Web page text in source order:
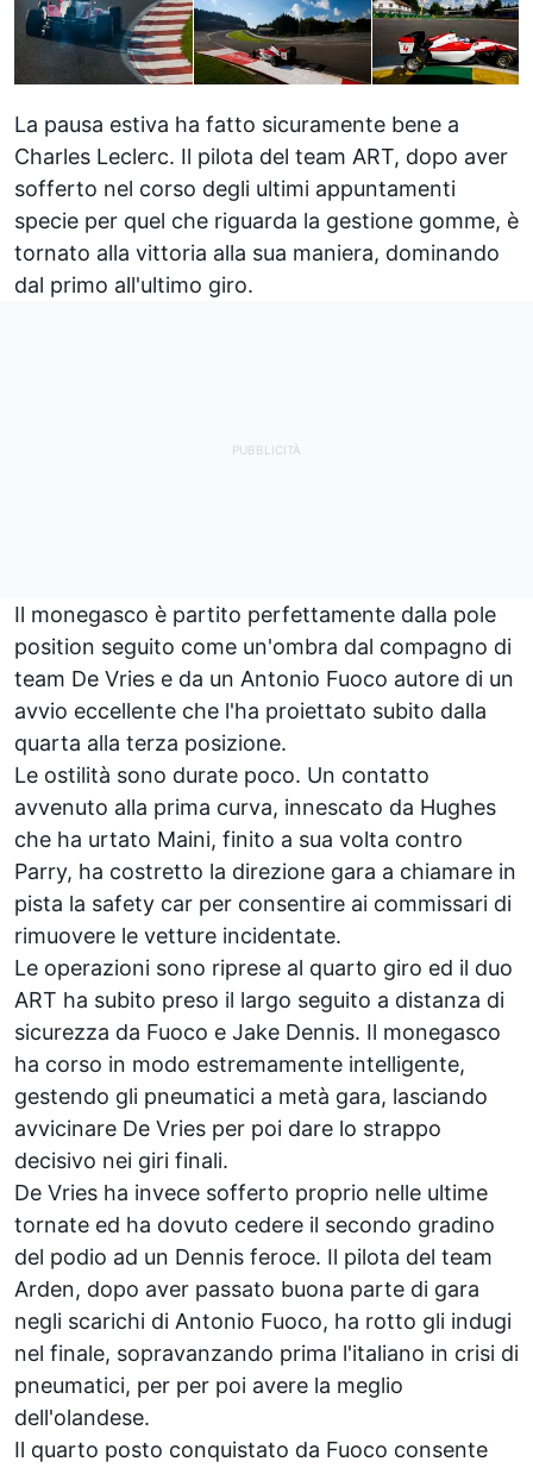
La pausa estiva ha fatto sicuramente bene a
Charles Leclerc. Il pilota del team ART, dopo aver
sofferto nel corso degli ultimi appuntamenti
specie per quel che riguarda la gestione gomme, è
tornato alla vittoria alla sua maniera, dominando
dal primo all'ultimo giro.
Il monegasco è partito perfettamente dalla pole
position seguito come un'ombra dal compagno di
team De Vries e da un Antonio Fuoco autore di un
avvio eccellente che l'ha proiettato subito dalla
quarta alla terza posizione.
Le ostilità sono durate poco. Un contatto
avvenuto alla prima curva, innescato da Hughes
che ha urtato Maini, finito a sua volta contro
Parry, ha costretto la direzione gara a chiamare in
pista la safety car per consentire ai commissari di
rimuovere le vetture incidentate.
Le operazioni sono riprese al quarto giro ed il duo
ART ha subito preso il largo seguito a distanza di
sicurezza da Fuoco e Jake Dennis. Il monegasco
ha corso in modo estremamente intelligente,
gestendo gli pneumatici a metà gara, lasciando
avvicinare De Vries per poi dare lo strappo
decisivo nei giri finali.
De Vries ha invece sofferto proprio nelle ultime
tornate ed ha dovuto cedere il secondo gradino
del podio ad un Dennis feroce. Il pilota del team
Arden, dopo aver passato buona parte di gara
negli scarichi di Antonio Fuoco, ha rotto gli indugi
nel finale, sopravanzando prima l'italiano in crisi di
pneumatici, per per poi avere la meglio
dell'olandese.
Il quarto posto conquistato da Fuoco consente